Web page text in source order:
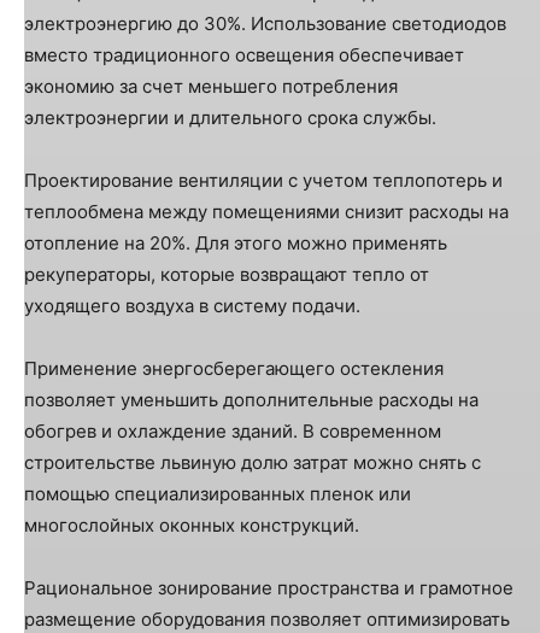
электроэнергию до 30%. Использование светодиодов
вместо традиционного освещения обеспечивает
экономию за счет меньшего потребления
электроэнергии и длительного срока службы.
Проектирование вентиляции с учетом теплопотерь и
теплообмена между помещениями снизит расходы на
отопление на 20%. Для этого можно применять
рекуператоры, которые возвращают тепло от
уходящего воздуха в систему подачи.
Применение энергосберегающего остекления
позволяет уменьшить дополнительные расходы на
обогрев и охлаждение зданий. В современном
строительстве львиную долю затрат можно снять с
помощью специализированных пленок или
многослойных оконных конструкций.
Рациональное зонирование пространства и грамотное
размещение оборудования позволяет оптимизировать